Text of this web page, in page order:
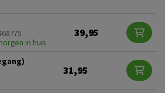
in huis
39,95
31,95